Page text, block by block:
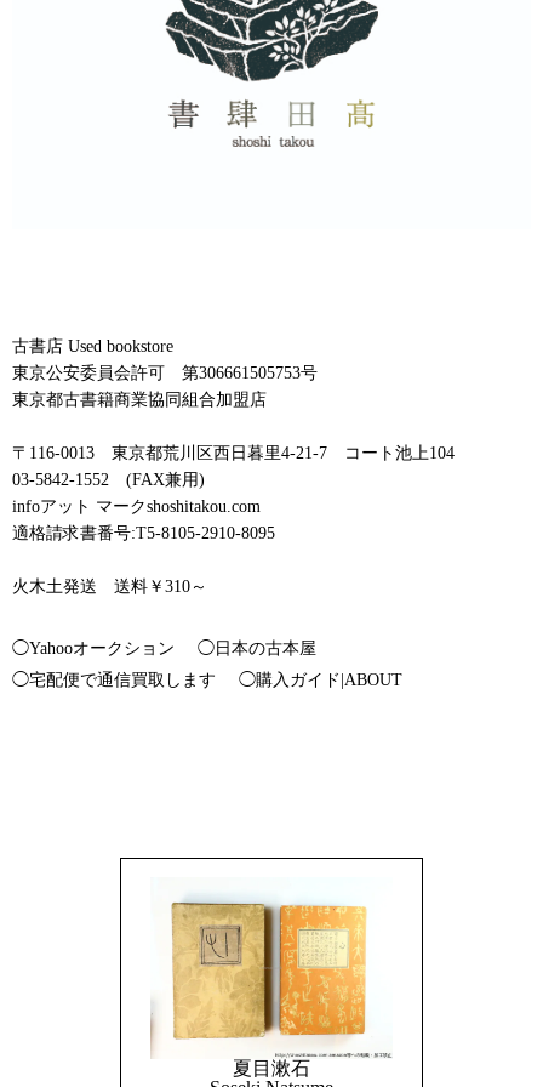
古書店 Used bookstore
東京公安委員会許可 第306661505753号
東京都古書籍商業協同組合加盟店
〒116-0013 東京都荒川区西日暮里4-21-7 コート池上104
03-5842-1552 (FAX兼用)
infoアット マークshoshitakou.com
適格請求書番号:T5-8105-2910-8095
火木土発送 送料￥310～
◯Yahooオークション
◯日本の古本屋
◯宅配便で通信買取します
◯購入ガイド|ABOUT
夏目漱石